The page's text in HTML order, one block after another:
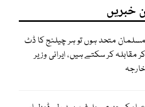
خبریں
مسلمان متحد ہوں تو ہر چیلنج کا ڈٹ
کر مقابلہ کر سکتے ہیں، ایرانی وزیر
خارجہ